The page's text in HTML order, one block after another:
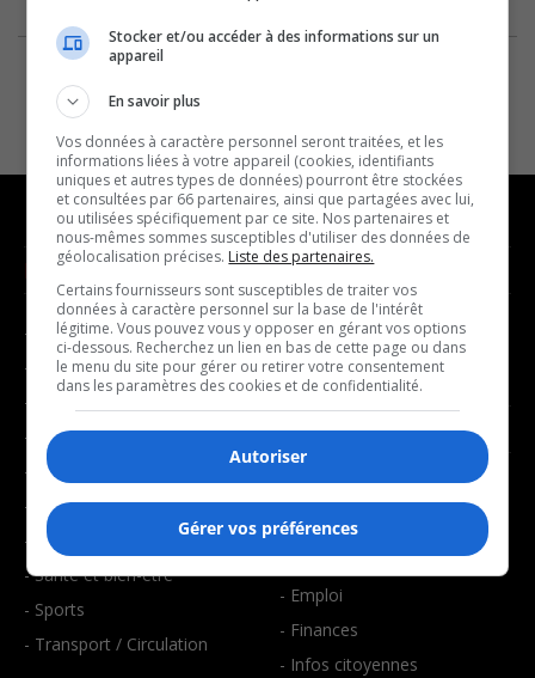
NOUVELLES
- Affaires municipales
- Communauté / Social
- Culture
- Économie
- Éducation
- Environnement
- Faits divers
- Santé et bien-être
- Sports
- Transport / Circulation
MUSIQUE
- Décompte franco
- Joué récemment
BALADOS
- Art de vivre
- Bien-être
- Emploi
- Finances
- Infos citoyennes
Stocker et/ou accéder à des informations sur un
appareil
En savoir plus
Vos données à caractère personnel seront traitées, et les
informations liées à votre appareil (cookies, identifiants
uniques et autres types de données) pourront être stockées
et consultées par 66 partenaires, ainsi que partagées avec lui,
ou utilisées spécifiquement par ce site. Nos partenaires et
nous-mêmes sommes susceptibles d'utiliser des données de
géolocalisation précises. Liste des partenaires.
Certains fournisseurs sont susceptibles de traiter vos
données à caractère personnel sur la base de l'intérêt
légitime. Vous pouvez vous y opposer en gérant vos options
ci-dessous. Recherchez un lien en bas de cette page ou dans
le menu du site pour gérer ou retirer votre consentement
dans les paramètres des cookies et de confidentialité.
Autoriser
Gérer vos préférences